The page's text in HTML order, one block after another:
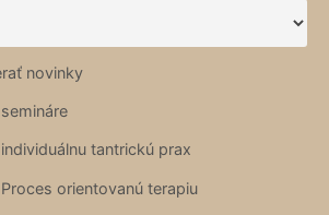
novinky
tantrickú prax
orientovanú terapiu